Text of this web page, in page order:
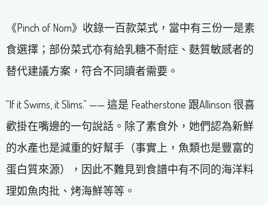
《Pinch of Nom》收錄一百款菜式，當中有三份一是素
食選擇；部份菜式亦有給乳糖不耐症、麩質敏感者的
替代建議方案，符合不同讀者需要。
“If it Swims, it Slims.” —— 這是 Featherstone 跟Allinson 很喜
歡掛在嘴邊的一句說話。除了素食外，她們認為新鮮
的水產也是減重的好幫手（事實上，魚類也是豐富的
蛋白質來源），因此不難見到食譜中有不同的海洋料
理如魚肉批、烤海鮮等等。